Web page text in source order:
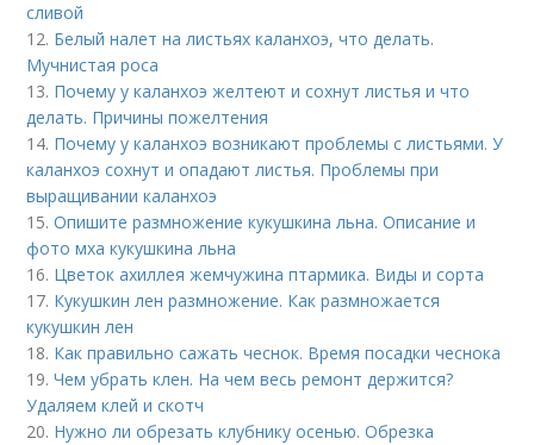
сливой
12. Белый налет на листьях каланхоэ, что делать.
Мучнистая роса
13. Почему у каланхоэ желтеют и сохнут листья и что
делать. Причины пожелтения
14. Почему у каланхоэ возникают проблемы с листьями. У
каланхоэ сохнут и опадают листья. Проблемы при
выращивании каланхоэ
15.Опишите размножение кукушкина льна. Описание и
фото мха кукушкина льна
16. Цветок ахиллея жемчужина птармика. Виды и сорта
17. Кукушкин лен размножение. Как размножается
кукушкин лен
18. Как правильно сажать чеснок. Время посадки чеснока
19.Чем убрать клен. На чем весь ремонт держится?
Удаляем клей и скотч
20. Нужно ли обрезать клубнику осенью. Обрезка